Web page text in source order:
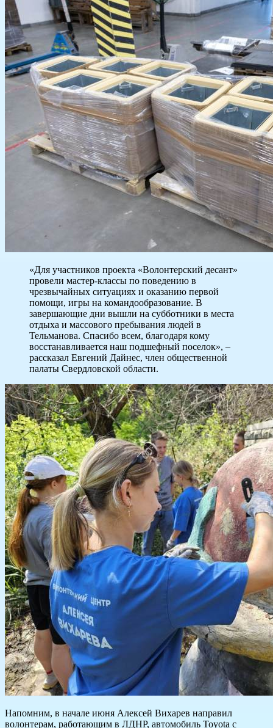
«Для участников проекта «Волонтерский десант»
провели мастер-классы по поведению в
чрезвычайных ситуациях и оказанию первой
помощи, игры на командообразование. В
завершающие дни вышли на субботники в места
отдыха и массового пребывания людей в
Тельманова. Спасибо всем, благодаря кому
восстанавливается наш подшефный поселок», –
рассказал Евгений Дайнес, член общественной
палаты Свердловской области.
Напомним, в начале июня Алексей Вихарев направил
волонтерам, работающим в ЛДНР, автомобиль Toyota с